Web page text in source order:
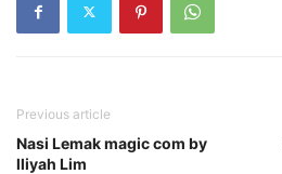
Previous article
Nasi Lemak magic com by
lliyah Lim